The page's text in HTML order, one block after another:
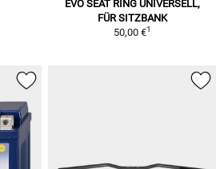
EVO SEAT RING UNIVERSELL,
FÜR SITZBANK
50,00 €1